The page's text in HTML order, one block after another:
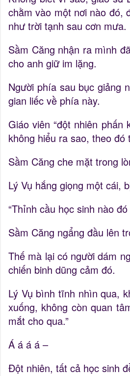
chằm vào một nơi nào đó,
như trời tạnh sau cơn mưa.
Sầm Căng nhận ra mình
cho anh giữ im lặng.
Người phía sau bục giảng
gian liếc về phía này.
Giáo viên “đột nhiên
không hiểu ra sao, theo
Sầm Căng che mặt trong
Lý Vụ hắng giọng một cái,
“Thỉnh cầu học sinh nào
Sầm Căng ngẩng đầu lên
Thế mà lại có người dám
chiến binh dũng cảm đó.
Lý Vụ bình tĩnh nhìn qua,
xuống, không còn quan
mắt cho qua.”
Á á á á –
Đột nhiên, tất cả học sinh